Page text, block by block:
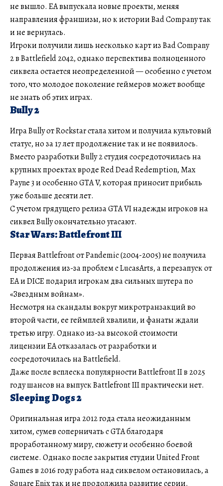
не вышло. EA выпускала новые проекты, меняя
направления франшизы, но к истории Bad Company так
и не вернулась.
Игроки получили лишь несколько карт из Bad Company
2 в Battlefield 2042, однако перспектива полноценного
сиквела остается неопределенной — особенно с учетом
того, что молодое поколение геймеров может вообще
не знать об этих играх.
Bully 2
Игра Bully от Rockstar стала хитом и получила культовый
статус, но за 17 лет продолжение так и не появилось.
Вместо разработки Bully 2 студия сосредоточилась на
крупных проектах вроде Red Dead Redemption, Max
Payne 3 и особенно GTA V, которая приносит прибыль
уже больше десяти лет.
С учетом грядущего релиза GTA VI надежды игроков на
сиквел Bully окончательно угасают.
Star Wars: Battlefront III
Первая Battlefront от Pandemic (2004-2005) не получила
продолжения из-за проблем с LucasArts, а перезапуск от
EA и DICE подарил игрокам два сильных шутера по
«Звездным войнам».
Несмотря на скандалы вокруг микротранзакций во
второй части, ее геймплей хвалили, и фанаты ждали
третью игру. Однако из-за высокой стоимости
лицензии EA отказалась от разработки и
сосредоточилась на Battlefield.
Даже после всплеска популярности Battlefront II в 2025
году шансов на выпуск Battlefront III практически нет.
Sleeping Dogs 2
Оригинальная игра 2012 года стала неожиданным
хитом, сумев соперничать с GTA благодаря
проработанному миру, сюжету и особенно боевой
системе. Однако после закрытия студии United Front
Games в 2016 году работа над сиквелом остановилась, а
Square Enix так и не продолжила развитие серии.